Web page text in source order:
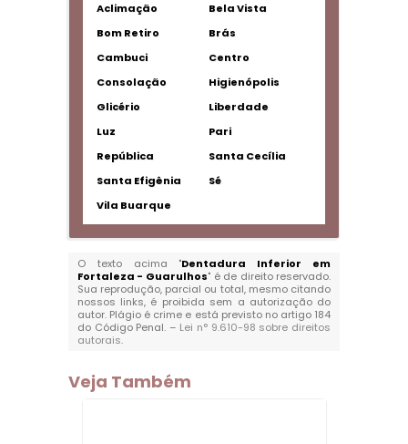
Aclimação
Bela Vista
Bom Retiro
Brás
Cambuci
Centro
Consolação
Higienópolis
Glicério
Liberdade
Luz
Pari
República
Santa Cecília
Santa Efigênia
Sé
Vila Buarque
O texto acima "Dentadura Inferior em
Fortaleza - Guarulhos" é de direito reservado.
Sua reprodução, parcial ou total, mesmo citando
nossos links, é proibida sem a autorização do
autor. Plágio é crime e está previsto no artigo 184
do Código Penal. – Lei n° 9.610-98 sobre direitos
autorais.
Veja Também